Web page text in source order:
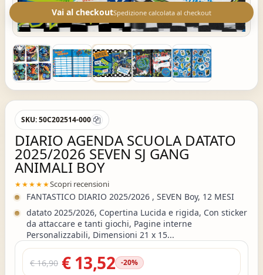
Vai al checkoutSpedizione calcolata al checkout
SKU:50C202514-000
DIARIO AGENDA SCUOLA DATATO
2025/2026 SEVEN SJ GANG
ANIMALI BOY
★★★★★Scopri recensioni
FANTASTICO DIARIO 2025/2026 , SEVEN Boy, 12 MESI
datato 2025/2026, Copertina Lucida e rigida, Con sticker
da attaccare e tanti giochi, Pagine interne
Personalizzabili, Dimensioni 21 x 15...
€ 16,90 € 13,52 -20%